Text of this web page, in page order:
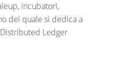
incubatori,
del quale si dedica a
Ledger